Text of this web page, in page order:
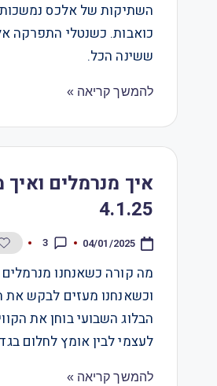
השתיקות של אלכס
כואבות. כשנטלי התפרקה
ששינה הכל.
להמשך קריאה »
איך מנרמלים
4.1.25
04/01/2025
3
מה קורה כשאנחנו
וכשאנחנו מעזים לבקש
הבלוג השבועי בוחן את
לעצמי לבין אומץ לחלום
להמשך קריאה »